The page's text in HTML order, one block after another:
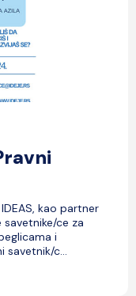
kao partner
savetnike/ce za
i
savetnik/c...